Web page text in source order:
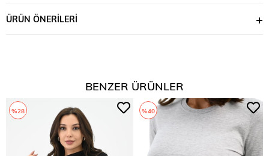
ÜRÜN ÖNERILERI
BENZER ÜRÜNLER
%28 %40